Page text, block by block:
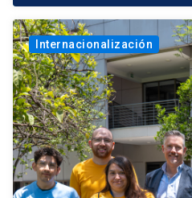
Internacionalización